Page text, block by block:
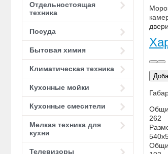
Отдельностоящая
техника
Посуда
Бытовая химия
Климатическая техника
Кухонные мойки
Кухонные смесители
Мелкая техника для
кухни
Телевизоры
262